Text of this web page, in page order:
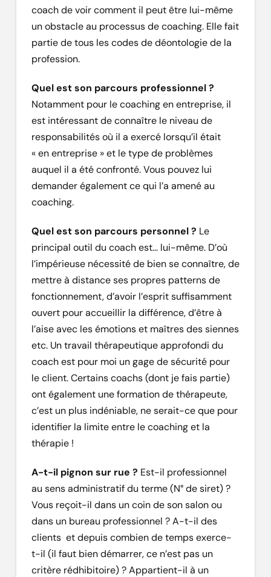
coach de voir comment il peut être lui-même
un obstacle au processus de coaching. Elle fait
partie de tous les codes de déontologie de la
profession.
Quel est son parcours professionnel ?
Notamment pour le coaching en entreprise, il
est intéressant de connaître le niveau de
responsabilités où il a exercé lorsqu’il était
« en entreprise » et le type de problèmes
auquel il a été confronté. Vous pouvez lui
demander également ce qui l’a amené au
coaching.
Quel est son parcours personnel ? Le
principal outil du coach est… lui-même. D’où
l’impérieuse nécessité de bien se connaître, de
mettre à distance ses propres patterns de
fonctionnement, d’avoir l’esprit suffisamment
ouvert pour accueillir la différence, d’être à
l’aise avec les émotions et maîtres des siennes
etc. Un travail thérapeutique approfondi du
coach est pour moi un gage de sécurité pour
le client. Certains coachs (dont je fais partie)
ont également une formation de thérapeute,
c’est un plus indéniable, ne serait-ce que pour
identifier la limite entre le coaching et la
thérapie !
A-t-il pignon sur rue ? Est-il professionnel
au sens administratif du terme (N° de siret) ?
Vous reçoit-il dans un coin de son salon ou
dans un bureau professionnel ? A-t-il des
clients et depuis combien de temps exerce-
t-il (il faut bien démarrer, ce n’est pas un
critère rédhibitoire) ? Appartient-il à un